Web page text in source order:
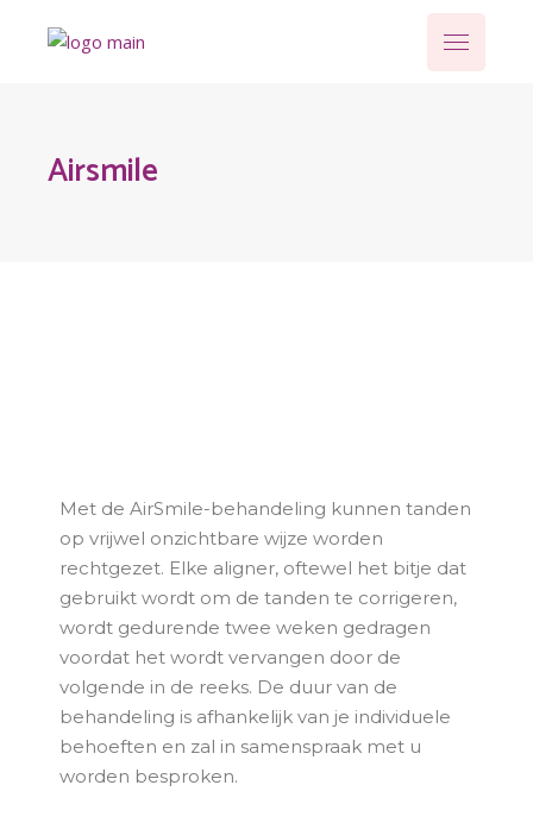
Airsmile
Met de AirSmile-behandeling kunnen tanden
op vrijwel onzichtbare wijze worden
rechtgezet. Elke aligner, oftewel het bitje dat
gebruikt wordt om de tanden te corrigeren,
wordt gedurende twee weken gedragen
voordat het wordt vervangen door de
volgende in de reeks. De duur van de
behandeling is afhankelijk van je individuele
behoeften en zal in samenspraak met u
worden besproken.